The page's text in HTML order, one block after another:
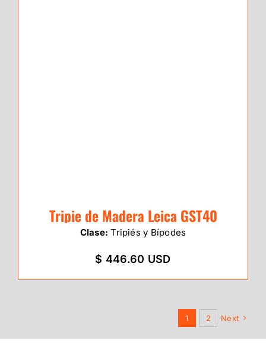
Tripie de Madera Leica GST40
Clase: Tripiés y Bípodes
$ 446.60 USD
1 2 Next